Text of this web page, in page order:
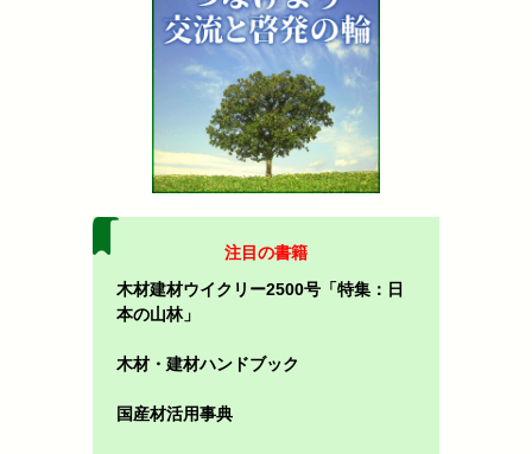
注目の書籍
木材建材ウイクリー2500号「特集：日
本の山林」
木材・建材ハンドブック
国産材活用事典